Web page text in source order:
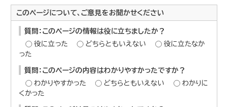
このページについて、ご意見をお聞かせください
質問：このページの情報は役に立ちましたか？
役に立った
どちらともいえない
役に立たなか
った
質問：このページの内容はわかりやすかったですか？
わかりやすかった
どちらともいえない
わかりに
くかった